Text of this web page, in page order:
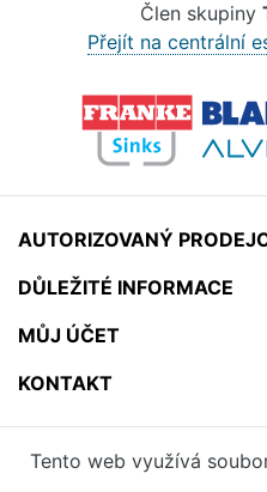
Člen skupiny
Přejít na centrální
AUTORIZOVANÝ
DŮLEŽITÉ INFORMACE
MŮJ ÚČET
KONTAKT
Tento web využívá